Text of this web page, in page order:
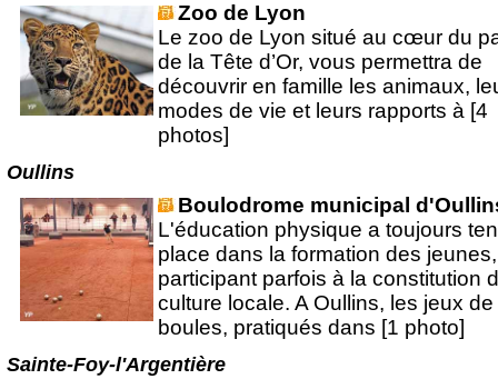
Zoo de Lyon
Le zoo de Lyon situé au cœur du
de la Tête d’Or, vous permettra de
découvrir en famille les animaux,
modes de vie et leurs rapports à [4
photos]
Oullins
Boulodrome municipal
L'éducation physique a toujours
place dans la formation des jeunes,
participant parfois à la constitution
culture locale. A Oullins, les jeux de
boules, pratiqués dans [1 photo]
Sainte-Foy-l'Argentière